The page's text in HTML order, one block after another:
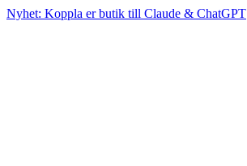
Nyhet: Koppla er butik till Claude & ChatGPT